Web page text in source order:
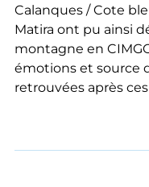
Calanques / Cote
Matira ont pu ainsi
montagne en
émotions et source
retrouvées après